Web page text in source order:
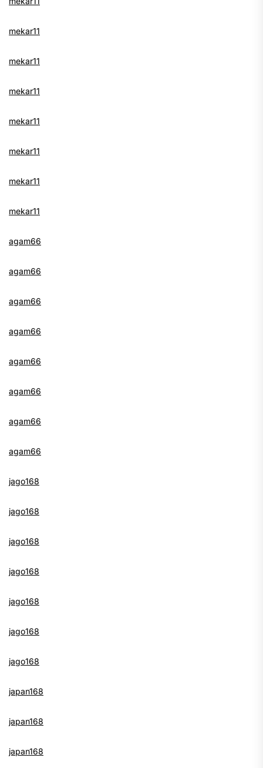
mekar11
mekar11
mekar11
mekar11
mekar11
mekar11
mekar11
agam66
agam66
agam66
agam66
agam66
agam66
agam66
agam66
jago168
jago168
jago168
jago168
jago168
jago168
jago168
japan168
japan168
japan168